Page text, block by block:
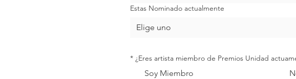
Estas Nominado actualmente
Elige uno
* ¿Eres artista miembro de Premios Unidad
Soy Miembro